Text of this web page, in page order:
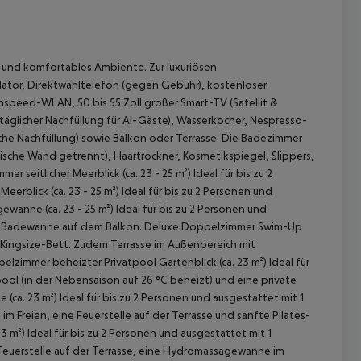
komfortables Ambiente. Zur luxuriösen
Direktwahltelefon (gegen Gebühr), kostenloser
WLAN, 50 bis 55 Zoll großer Smart-TV (Satellit &
Nachfüllung für AI-Gäste), Wasserkocher, Nespresso-
Nachfüllung) sowie Balkon oder Terrasse. Die Badezimmer
Wand getrennt), Haartrockner, Kosmetikspiegel, Slippers,
seitlicher Meerblick (ca. 23 - 25 m²) Ideal für bis zu 2
(ca. 23 - 25 m²) Ideal für bis zu 2 Personen und
(ca. 23 - 25 m²) Ideal für bis zu 2 Personen und
auf dem Balkon. Deluxe Doppelzimmer Swim-Up
Bett. Zudem Terrasse im Außenbereich mit
beheizter Privatpool Gartenblick (ca. 23 m²) Ideal für
(in der Nebensaison auf 26 °C beheizt) und eine private
(ca. 23 m²) Ideal für bis zu 2 Personen und ausgestattet mit 1
Freien, eine Feuerstelle auf der Terrasse und sanfte Pilates-
m²) Ideal für bis zu 2 Personen und ausgestattet mit 1
auf der Terrasse, eine Hydromassagewanne im